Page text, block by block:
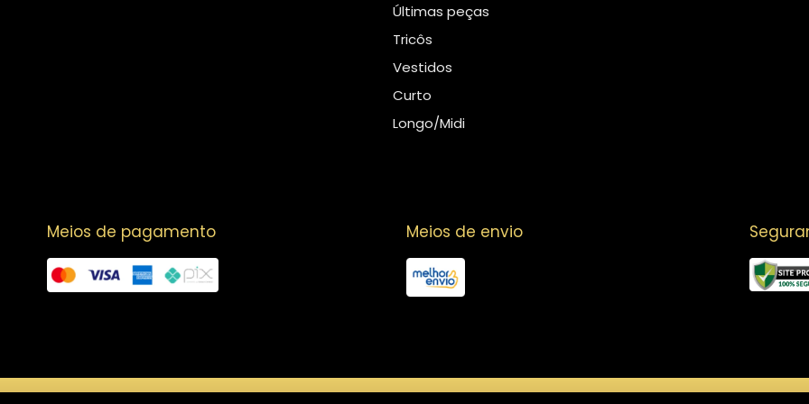
Últimas peças
Tricôs
Vestidos
Curto
Longo/Midi
Meios de pagamento Meios de envio